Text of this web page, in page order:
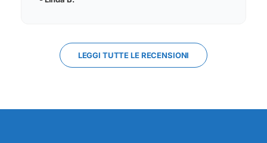
LEGGI TUTTE LE RECENSIONI